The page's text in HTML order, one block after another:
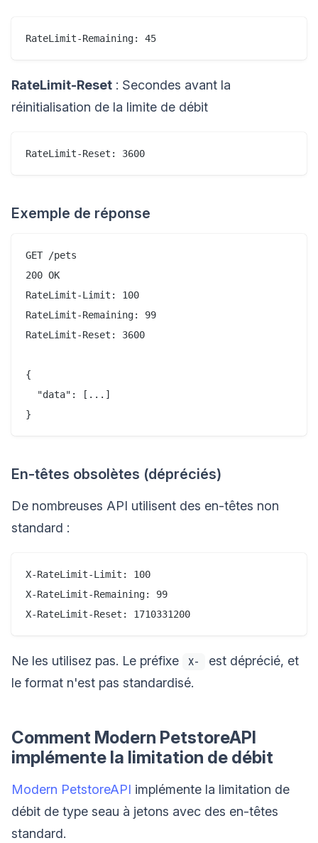
RateLimit-Reset : Secondes avant la
réinitialisation de la limite de débit
Exemple de réponse
GET /pets
200 OK
RateLimit-Limit: 100
RateLimit-Remaining: 99
RateLimit-Reset: 3600
{
  "data": [...]
En-têtes obsolètes (dépréciés)
De nombreuses API utilisent des en-têtes non
standard :
X-RateLimit-Limit: 100
X-RateLimit-Remaining: 99
Ne les utilisez pas. Le préfixe X-
est déprécié, et
le format n'est pas standardisé.
Comment Modern PetstoreAPI
implémente la limitation de débit
Modern PetstoreAPI implémente la limitation de
débit de type seau à jetons avec des en-têtes
standard.